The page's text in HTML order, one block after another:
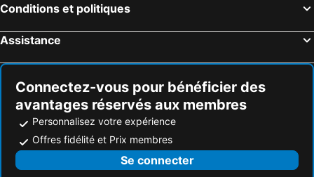
Conditions et politiques
Assistance
Connectez-vous pour bénéficier des
avantages réservés aux membres
Personnalisez votre expérience
Offres fidélité et Prix membres
Se connecter